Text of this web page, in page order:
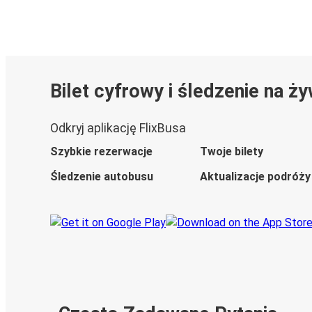
Bilet cyfrowy i śledzenie na
Odkryj aplikację FlixBusa
Szybkie rezerwacje
Twoje bilety
Śledzenie autobusu
Aktualizacje podróży